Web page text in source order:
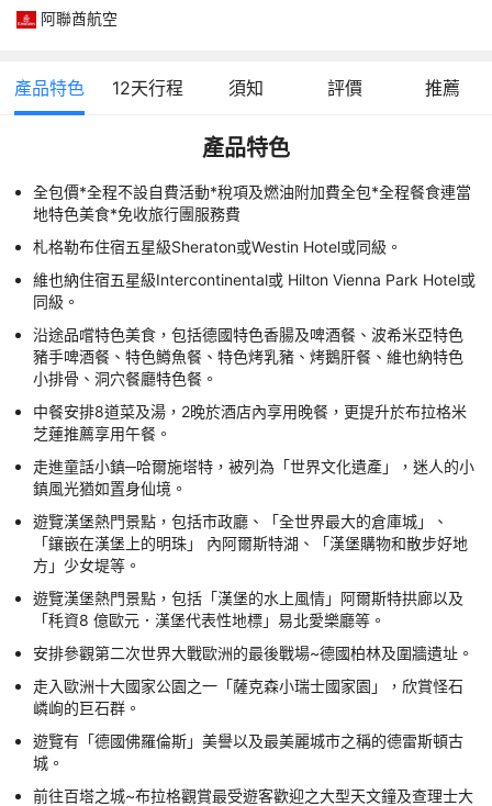
阿聯酋航空
產品特色 12天行程 須知 評價 推薦
產品特色
全包價*全程不設自費活動*稅項及燃油附加費全包*全程餐食連當
地特色美食*免收旅行團服務費
札格勒布住宿五星級Sheraton或Westin Hotel或同級。
維也納住宿五星級Intercontinental或 Hilton Vienna Park Hotel或
同級。
沿途品嚐特色美食，包括德國特色香腸及啤酒餐、波希米亞特色
豬手啤酒餐、特色鱒魚餐、特色烤乳豬、烤鵝肝餐、維也納特色
小排骨、洞穴餐廳特色餐。
中餐安排8道菜及湯，2晚於酒店內享用晚餐，更提升於布拉格米
芝蓮推薦享用午餐。
走進童話小鎮─哈爾施塔特，被列為「世界文化遺產」，迷人的小
鎮風光猶如置身仙境。
遊覽漢堡熱門景點，包括市政廳、「全世界最大的倉庫城」、
「鑲嵌在漢堡上的明珠」 內阿爾斯特湖、「漢堡購物和散步好地
方」少女堤等。
遊覽漢堡熱門景點，包括「漢堡的水上風情」阿爾斯特拱廊以及
「秏資8 億歐元．漢堡代表性地標」易北愛樂廳等。
安排參觀第二次世界大戰歐洲的最後戰場~德國柏林及圍牆遺址。
走入歐洲十大國家公園之一「薩克森小瑞士國家園」，欣賞怪石
嶙峋的巨石群。
遊覽有「德國佛羅倫斯」美譽以及最美麗城市之稱的德雷斯頓古
城。
前往百塔之城~布拉格觀賞最受遊客歡迎之大型天文鐘及查理士大